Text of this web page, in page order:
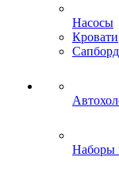
Насосы
Кровати
Наборы